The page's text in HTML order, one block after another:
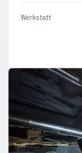
Werkstatt